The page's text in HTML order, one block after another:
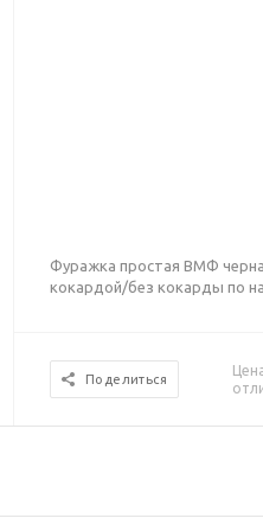
Фуражка простая ВМФ
кокардой/без кокарды по
Поделиться